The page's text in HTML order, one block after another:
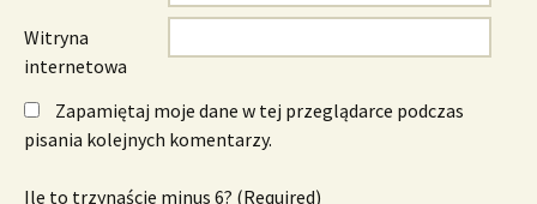
Witryna
internetowa
Zapamiętaj moje dane w tej przeglądarce podczas
pisania kolejnych komentarzy.
Ile to trzynaście minus 6? (Required)